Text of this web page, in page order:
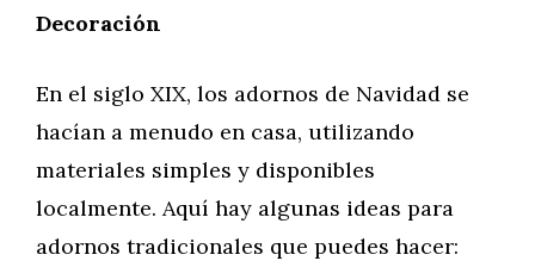
Decoración
En el siglo XIX, los adornos de Navidad se
hacían a menudo en casa, utilizando
materiales simples y disponibles
localmente. Aquí hay algunas ideas para
adornos tradicionales que puedes hacer: